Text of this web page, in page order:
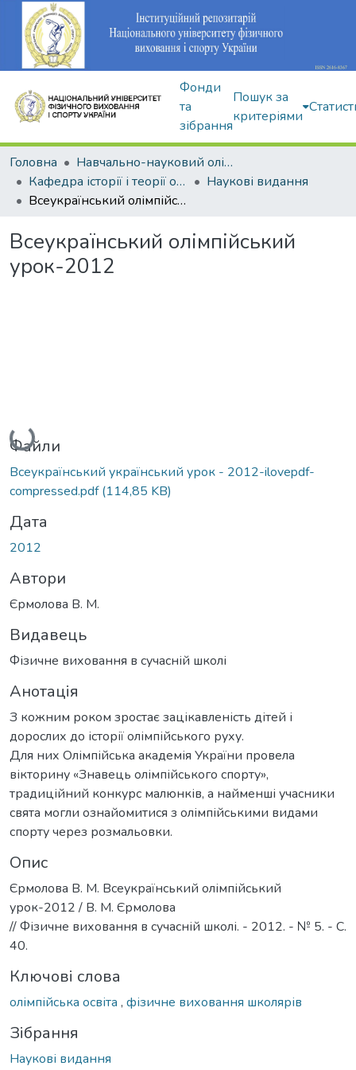
Фонди
та
зібрання
Пошук за
критеріями
Головна
Навчально-науковий олімпійський інститут
Кафедра історії і теорії олімпійського спорту
Наукові видання
Всеукраїнський олімпійський урок-2012
Всеукраїнський олімпійський
урок-2012
Вантажиться...
Файли
Всеукраїнський український урок - 2012-ilovepdf-
compressed.pdf(114,85 KB)
Дата
2012
Автори
Єрмолова В. М.
Видавець
Фізичне виховання в сучасній школі
Анотація
З кожним роком зростає зацікавленість дітей і
дорослих до історії олімпійського руху.
Для них Олімпійська академія України провела
вікторину «Знавець олімпійського спорту»,
традиційний конкурс малюнків, а найменші учасники
свята могли ознайомитися з олімпійськими видами
спорту через розмальовки.
Опис
Єрмолова В. М. Всеукраїнський олімпійський
урок-2012 / В. М. Єрмолова
// Фізичне виховання в сучасній школі. - 2012. - № 5. - С.
40.
Ключові слова
олімпійська освіта , фізичне виховання школярів
Зібрання
Наукові видання